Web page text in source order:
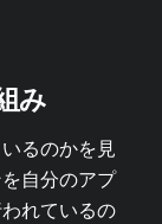
み
るのかを見
自分のアプ
れているの